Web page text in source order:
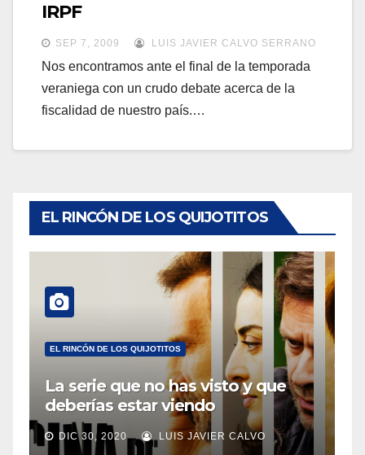
IRPF
SEP 7, 2009 LUIS JAVIER CALVO SERRANO
Nos encontramos ante el final de la temporada
veraniega con un crudo debate acerca de la
fiscalidad de nuestro país.…
EL RINCÓN DE LOS QUIJOTITOS
EL RINCÓN DE LOS QUIJOTITOS
La serie que no has visto y que
deberías estar viendo
DIC 30, 2020 LUIS JAVIER CALVO